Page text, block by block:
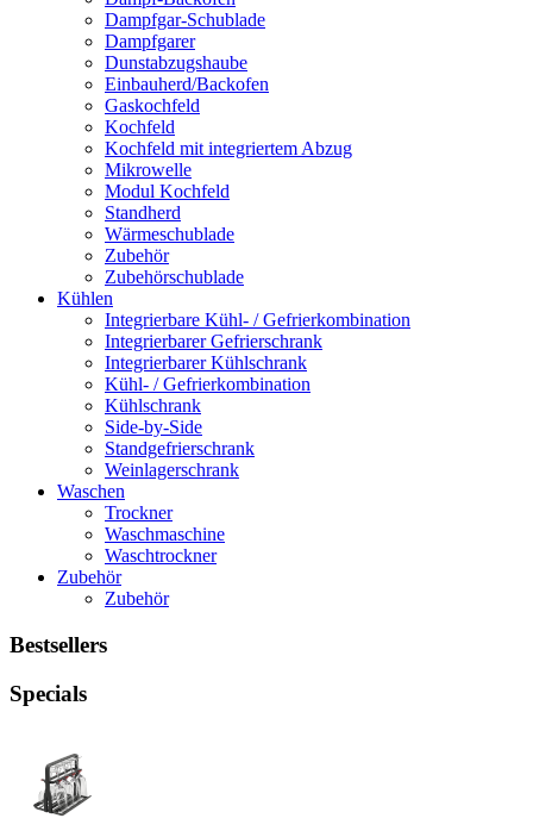
Dampfgar-Schublade
Dampfgarer
Dunstabzugshaube
Einbauherd/Backofen
Gaskochfeld
Kochfeld
Kochfeld mit integriertem Abzug
Mikrowelle
Modul Kochfeld
Standherd
Wärmeschublade
Zubehör
Zubehörschublade
Kühlen
Integrierbare Kühl- / Gefrierkombination
Integrierbarer Gefrierschrank
Integrierbarer Kühlschrank
Kühl- / Gefrierkombination
Kühlschrank
Side-by-Side
Standgefrierschrank
Weinlagerschrank
Waschen
Trockner
Waschmaschine
Waschtrockner
Zubehör
Zubehör
Bestsellers
Specials